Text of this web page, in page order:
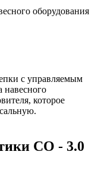
оборудования
с управляемым
навесного
которое
СО - 3.0